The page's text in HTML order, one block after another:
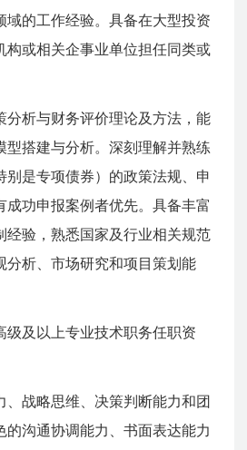
域的工作经验。具备在大型投资
构或相关企事业单位担任同类或
分析与财务评价理论及方法，能
型搭建与分析。深刻理解并熟练
别是专项债券）的政策法规、申
成功申报案例者优先。具备丰富
经验，熟悉国家及行业相关规范
分析、市场研究和项目策划能
级及以上专业技术职务任职资
、战略思维、决策判断能力和团
的沟通协调能力、书面表达能力